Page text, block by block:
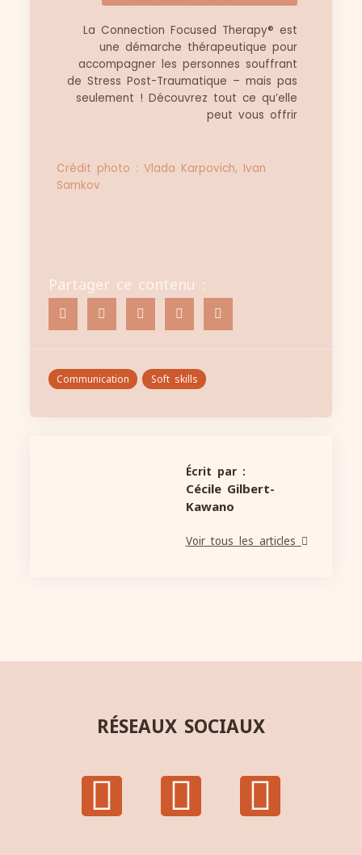
La Connection Focused Therapy® est
une démarche thérapeutique pour
accompagner les personnes souffrant
de Stress Post-Traumatique – mais pas
seulement ! Découvrez tout ce qu’elle
peut vous offrir
Crédit photo : Vlada Karpovich, Ivan
Samkov
Partager ce contenu :
Communication Soft skills
Écrit par :
Cécile Gilbert-
Kawano
Voir tous les articles
RÉSEAUX SOCIAUX